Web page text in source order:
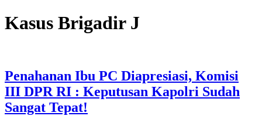
Kasus Brigadir J
Penahanan Ibu PC Diapresiasi, Komisi
III DPR RI : Keputusan Kapolri Sudah
Sangat Tepat!